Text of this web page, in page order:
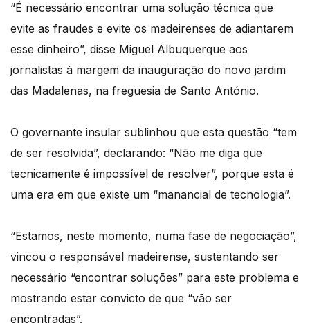
“É necessário encontrar uma solução técnica que
evite as fraudes e evite os madeirenses de adiantarem
esse dinheiro”, disse Miguel Albuquerque aos
jornalistas à margem da inauguração do novo jardim
das Madalenas, na freguesia de Santo António.
O governante insular sublinhou que esta questão “tem
de ser resolvida”, declarando: “Não me diga que
tecnicamente é impossível de resolver”, porque esta é
uma era em que existe um “manancial de tecnologia”.
“Estamos, neste momento, numa fase de negociação”,
vincou o responsável madeirense, sustentando ser
necessário “encontrar soluções” para este problema e
mostrando estar convicto de que “vão ser
encontradas”.